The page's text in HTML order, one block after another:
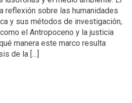
reflexión sobre las humanidades
y sus métodos de investigación,
el Antropoceno y la justicia
manera este marco resulta
de la […]